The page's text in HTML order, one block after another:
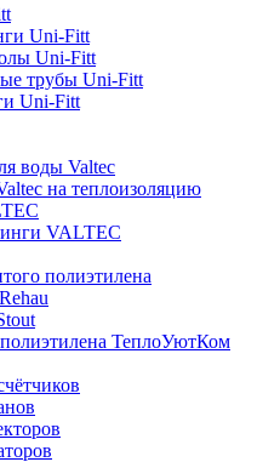
Uni-Fitt
Uni-Fitt
трубы Uni-Fitt
Uni-Fitt
воды Valtec
на теплоизоляцию
VALTEC
полиэтилена
ТеплоУютКом